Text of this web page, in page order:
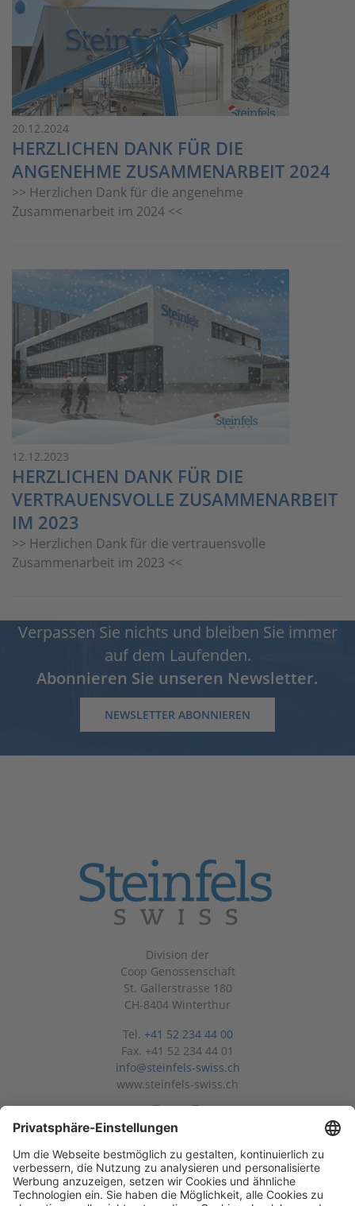
20.12.2024
HERZLICHEN DANK FÜR DIE
ANGENEHME ZUSAMMENARBEIT 2024
>> Herzlichen Dank für die angenehme
Zusammenarbeit im 2024 <<
12.12.2023
HERZLICHEN DANK FÜR DIE
VERTRAUENSVOLLE ZUSAMMENARBEIT
IM 2023
>> Herzlichen Dank für die vertrauensvolle
Zusammenarbeit im 2023 <<
Verpassen Sie nichts und bleiben Sie immer
auf dem Laufenden.
Abonnieren Sie unseren Newsletter.
NEWSLETTER ABONNIEREN
Division der
Coop Genossenschaft
St. Gallerstrasse 180
CH-8404 Winterthur
Tel. +41 52 234 44 00
Fax. +41 52 234 44 01
info@steinfels-swiss.ch
www.steinfels-swiss.ch